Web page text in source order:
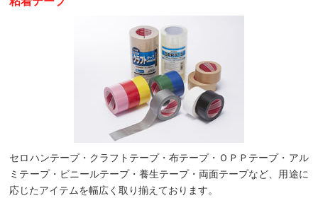
セロハンテープ・クラフトテープ・布テープ・ＯＰＰテープ・アル
ミテープ・ビニールテープ・養生テープ・両面テープなど、用途に
応じたアイテムを幅広く取り揃えております。